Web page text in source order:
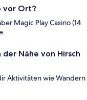
vor Ort?
Magic Play Casino (14
Nähe von Hirsch
Aktivitäten wie Wandern